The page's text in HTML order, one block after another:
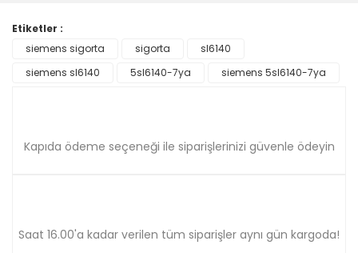
Ürün resmi kalitesiz, bozuk veya görüntülenemiyor.
Ürün açıklamasında eksik bilgiler bulunuyor.
Bu ürüne benzer farklı alternatifler olmalı.
Gönder
Etiketler :
siemens sigorta
sigorta
sl6140
siemens sl6140
5sl6140-7ya siemens 5sl6140-7ya
Kapıda ödeme seçeneği ile siparişlerinizi güvenle ödeyin
Saat 16.00'a kadar verilen tüm siparişler aynı gün kargoda!